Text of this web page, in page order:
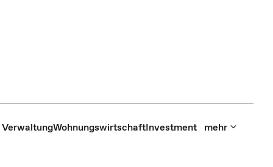
VerwaltungWohnungswirtschaftInvestment mehr